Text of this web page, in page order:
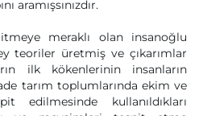
aramışsınızdır.
meraklı olan insanoğlu
teoriler üretmiş ve çıkarımlar
ilk kökenlerinin insanların
tarım toplumlarında ekim ve
edilmesinde kullanıldıkları